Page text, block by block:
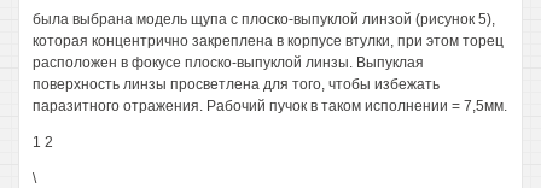
была выбрана модель щупа с плоско-выпуклой линзой (рисунок 5),
которая концентрично закреплена в корпусе втулки, при этом торец
расположен в фокусе плоско-выпуклой линзы. Выпуклая
поверхность линзы просветлена для того, чтобы избежать
паразитного отражения. Рабочий пучок в таком исполнении = 7,5мм.
1 2
\